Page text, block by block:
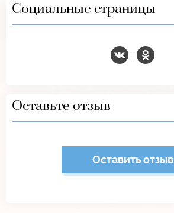
Социальные страницы
Оставьте отзыв
Оставить отзыв